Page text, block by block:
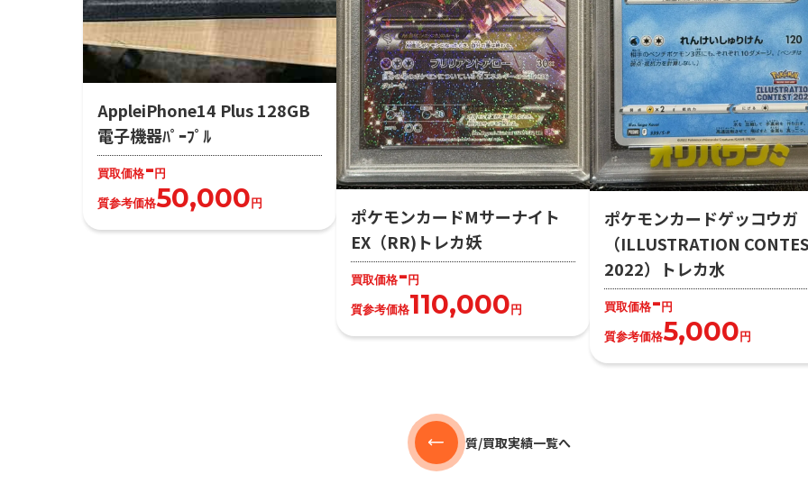
AppleiPhone14 Plus 128GB
電子機器ﾊﾟｰﾌﾟﾙ
買取価格-円
質参考価格50,000円
ポケモンカードMサーナイト
EX（RR)トレカ妖
買取価格-円
質参考価格110,000円
ポケモンカードゲッコウガ
（ILLUSTRATION
2022）トレカ水
買取価格-円
質参考価格5,000円
質/買取実績一覧へ